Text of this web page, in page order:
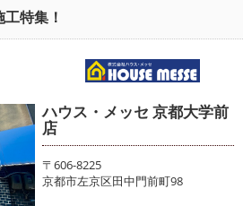
特集！
ハウス・メッセ 京都大学前
店
〒606-8225
京都市左京区田中門前町98